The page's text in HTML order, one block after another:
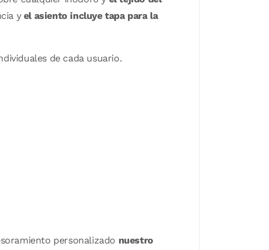
yel asiento incluye tapa para la
de cada usuario.
personalizado nuestro